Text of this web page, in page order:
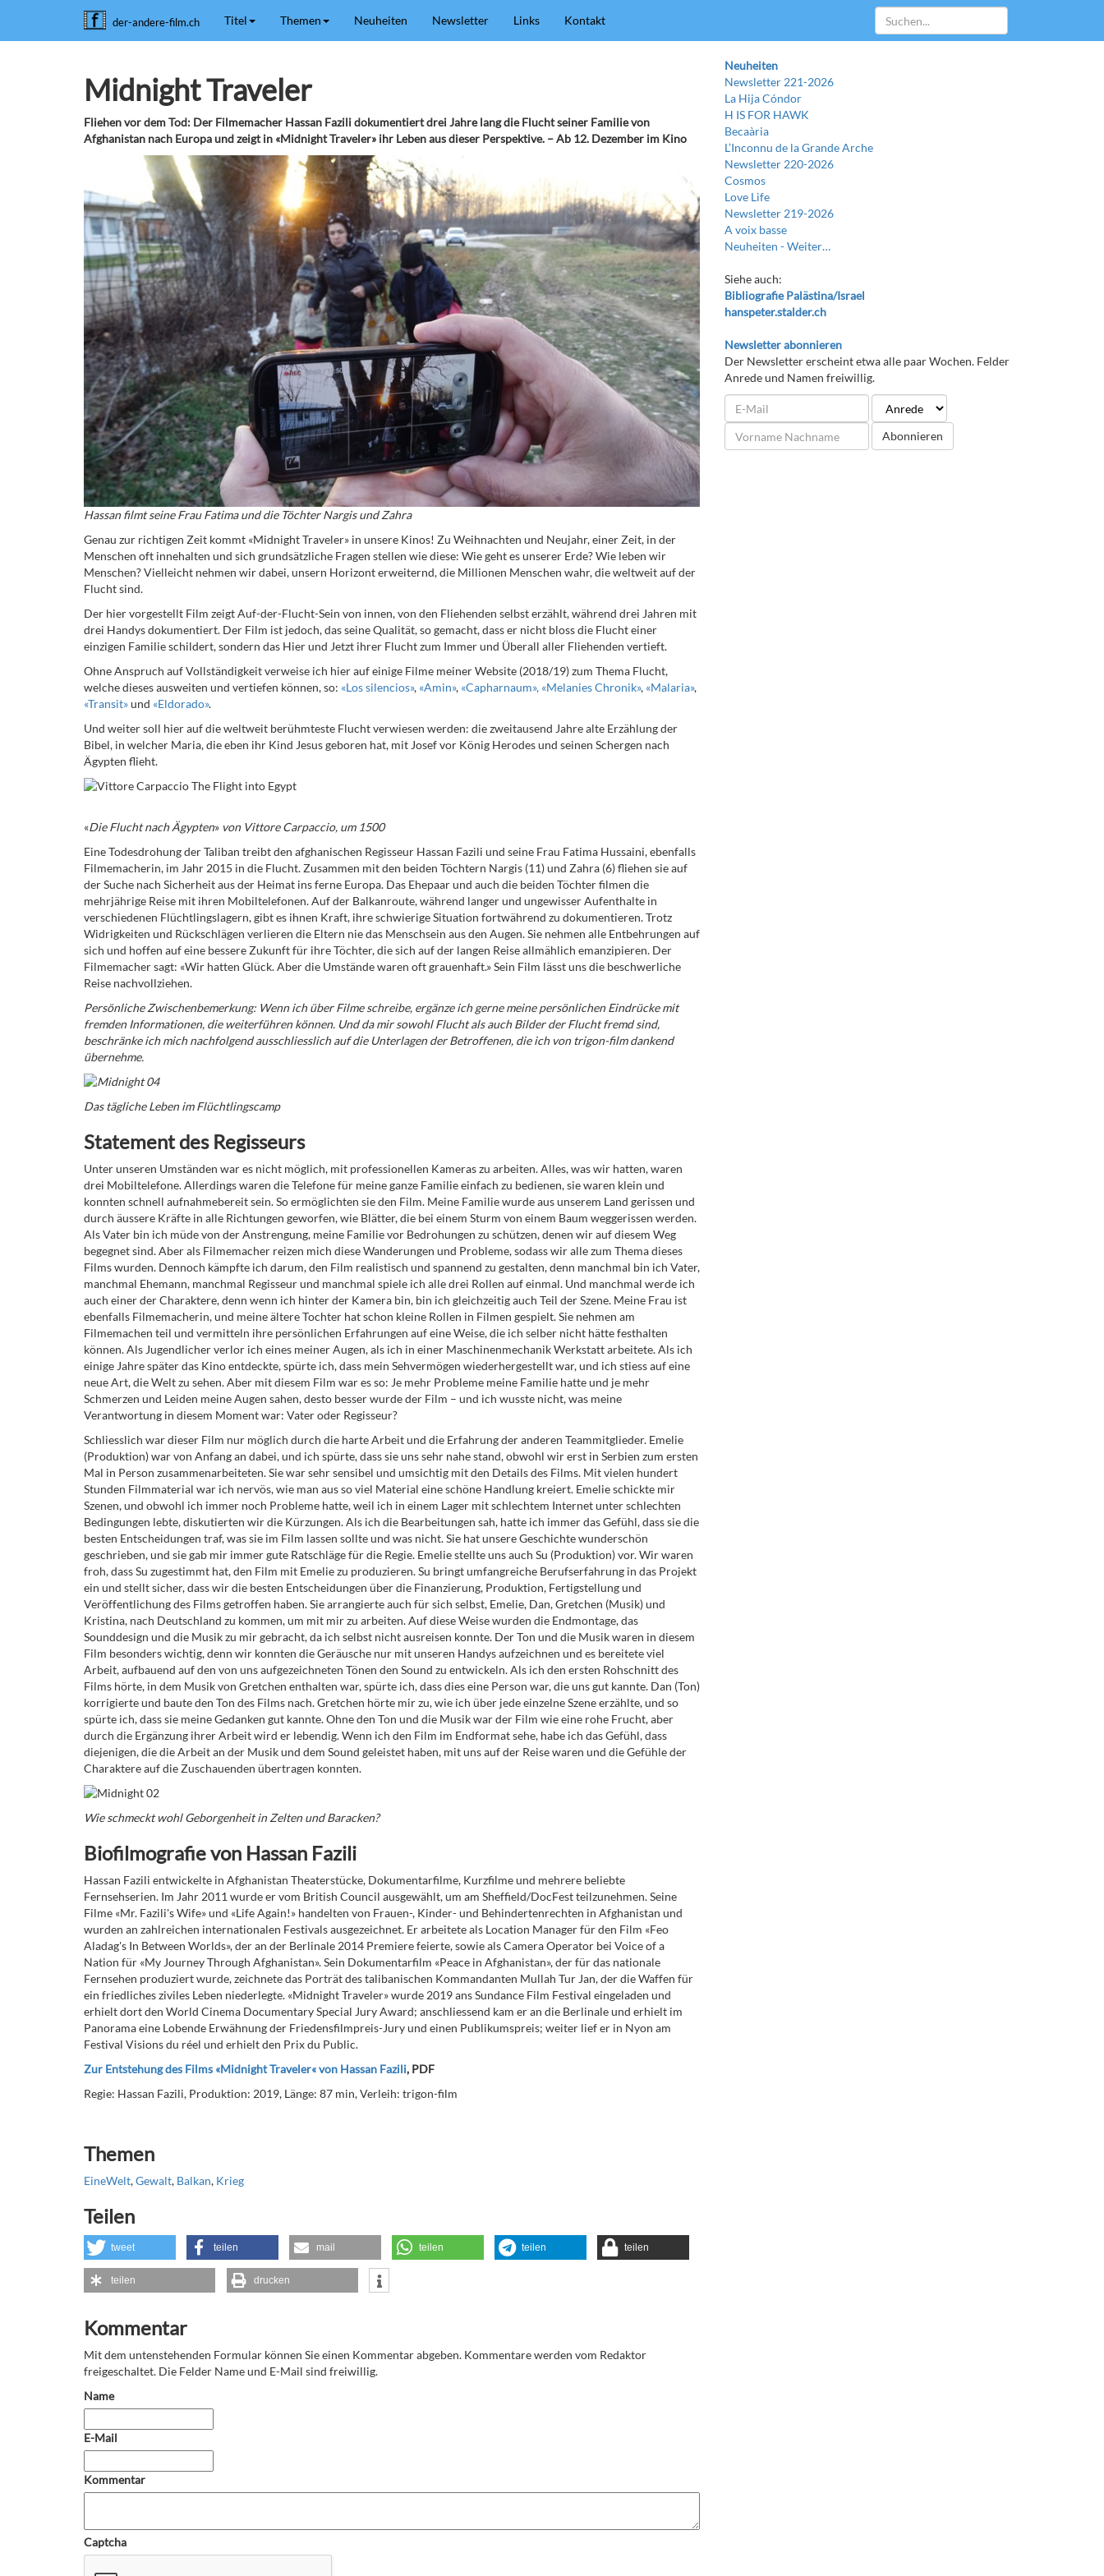
der-andere-film.ch Titel Themen Neuheiten Newsletter Links Kontakt
Midnight Traveler
Fliehen vor dem Tod: Der Filmemacher Hassan Fazili dokumentiert drei Jahre lang die Flucht seiner Familie von
Afghanistan nach Europa und zeigt in «Midnight Traveler» ihr Leben aus dieser Perspektive. – Ab 12. Dezember im Kino
Hassan filmt seine Frau Fatima und die Töchter Nargis und Zahra
Genau zur richtigen Zeit kommt «Midnight Traveler» in unsere Kinos! Zu Weihnachten und Neujahr, einer Zeit, in der
Menschen oft innehalten und sich grundsätzliche Fragen stellen wie diese: Wie geht es unserer Erde? Wie leben wir
Menschen? Vielleicht nehmen wir dabei, unsern Horizont erweiternd, die Millionen Menschen wahr, die weltweit auf der
Flucht sind.
Der hier vorgestellt Film zeigt Auf-der-Flucht-Sein von innen, von den Fliehenden selbst erzählt, während drei Jahren mit
drei Handys dokumentiert. Der Film ist jedoch, das seine Qualität, so gemacht, dass er nicht bloss die Flucht einer
einzigen Familie schildert, sondern das Hier und Jetzt ihrer Flucht zum Immer und Überall aller Fliehenden vertieft.
Ohne Anspruch auf Vollständigkeit verweise ich hier auf einige Filme meiner Website (2018/19) zum Thema Flucht,
welche dieses ausweiten und vertiefen können, so: «Los silencios», «Amin», «Capharnaum», «Melanies Chronik», «Malaria»,
«Transit»und «Eldorado».
Und weiter soll hier auf die weltweit berühmteste Flucht verwiesen werden: die zweitausend Jahre alte Erzählung der
Bibel, in welcher Maria, die eben ihr Kind Jesus geboren hat, mit Josef vor König Herodes und seinen Schergen nach
Ägypten flieht.
«Die Flucht nach Ägypten» von Vittore Carpaccio, um 1500
Eine Todesdrohung der Taliban treibt den afghanischen Regisseur Hassan Fazili und seine Frau Fatima Hussaini, ebenfalls
Filmemacherin, im Jahr 2015 in die Flucht. Zusammen mit den beiden Töchtern Nargis (11) und Zahra (6) fliehen sie auf
der Suche nach Sicherheit aus der Heimat ins ferne Europa. Das Ehepaar und auch die beiden Töchter filmen die
mehrjährige Reise mit ihren Mobiltelefonen. Auf der Balkanroute, während langer und ungewisser Aufenthalte in
verschiedenen Flüchtlingslagern, gibt es ihnen Kraft, ihre schwierige Situation fortwährend zu dokumentieren. Trotz
Widrigkeiten und Rückschlägen verlieren die Eltern nie das Menschsein aus den Augen. Sie nehmen alle Entbehrungen auf
sich und hoffen auf eine bessere Zukunft für ihre Töchter, die sich auf der langen Reise allmählich emanzipieren. Der
Filmemacher sagt: «Wir hatten Glück. Aber die Umstände waren oft grauenhaft.» Sein Film lässt uns die beschwerliche
Reise nachvollziehen.
Persönliche Zwischenbemerkung: Wenn ich über Filme schreibe, ergänze ich gerne meine persönlichen Eindrücke mit
fremden Informationen, die weiterführen können. Und da mir sowohl Flucht als auch Bilder der Flucht fremd sind,
beschränke ich mich nachfolgend ausschliesslich auf die Unterlagen der Betroffenen, die ich von trigon-film dankend
übernehme.
Das tägliche Leben im Flüchtlingscamp
Statement des Regisseurs
Unter unseren Umständen war es nicht möglich, mit professionellen Kameras zu arbeiten. Alles, was wir hatten, waren
drei Mobiltelefone. Allerdings waren die Telefone für meine ganze Familie einfach zu bedienen, sie waren klein und
konnten schnell aufnahmebereit sein. So ermöglichten sie den Film. Meine Familie wurde aus unserem Land gerissen und
durch äussere Kräfte in alle Richtungen geworfen, wie Blätter, die bei einem Sturm von einem Baum weggerissen werden.
Als Vater bin ich müde von der Anstrengung, meine Familie vor Bedrohungen zu schützen, denen wir auf diesem Weg
begegnet sind. Aber als Filmemacher reizen mich diese Wanderungen und Probleme, sodass wir alle zum Thema dieses
Films wurden. Dennoch kämpfte ich darum, den Film realistisch und spannend zu gestalten, denn manchmal bin ich Vater,
manchmal Ehemann, manchmal Regisseur und manchmal spiele ich alle drei Rollen auf einmal. Und manchmal werde ich
auch einer der Charaktere, denn wenn ich hinter der Kamera bin, bin ich gleichzeitig auch Teil der Szene. Meine Frau ist
ebenfalls Filmemacherin, und meine ältere Tochter hat schon kleine Rollen in Filmen gespielt. Sie nehmen am
Filmemachen teil und vermitteln ihre persönlichen Erfahrungen auf eine Weise, die ich selber nicht hätte festhalten
können. Als Jugendlicher verlor ich eines meiner Augen, als ich in einer Maschinenmechanik Werkstatt arbeitete. Als ich
einige Jahre später das Kino entdeckte, spürte ich, dass mein Sehvermögen wiederhergestellt war, und ich stiess auf eine
neue Art, die Welt zu sehen. Aber mit diesem Film war es so: Je mehr Probleme meine Familie hatte und je mehr
Schmerzen und Leiden meine Augen sahen, desto besser wurde der Film – und ich wusste nicht, was meine
Verantwortung in diesem Moment war: Vater oder Regisseur?
Schliesslich war dieser Film nur möglich durch die harte Arbeit und die Erfahrung der anderen Teammitglieder. Emelie
(Produktion) war von Anfang an dabei, und ich spürte, dass sie uns sehr nahe stand, obwohl wir erst in Serbien zum ersten
Mal in Person zusammenarbeiteten. Sie war sehr sensibel und umsichtig mit den Details des Films. Mit vielen hundert
Stunden Filmmaterial war ich nervös, wie man aus so viel Material eine schöne Handlung kreiert. Emelie schickte mir
Szenen, und obwohl ich immer noch Probleme hatte, weil ich in einem Lager mit schlechtem Internet unter schlechten
Bedingungen lebte, diskutierten wir die Kürzungen. Als ich die Bearbeitungen sah, hatte ich immer das Gefühl, dass sie die
besten Entscheidungen traf, was sie im Film lassen sollte und was nicht. Sie hat unsere Geschichte wunderschön
geschrieben, und sie gab mir immer gute Ratschläge für die Regie. Emelie stellte uns auch Su (Produktion) vor. Wir waren
froh, dass Su zugestimmt hat, den Film mit Emelie zu produzieren. Su bringt umfangreiche Berufserfahrung in das Projekt
ein und stellt sicher, dass wir die besten Entscheidungen über die Finanzierung, Produktion, Fertigstellung und
Veröffentlichung des Films getroffen haben. Sie arrangierte auch für sich selbst, Emelie, Dan, Gretchen (Musik) und
Kristina, nach Deutschland zu kommen, um mit mir zu arbeiten. Auf diese Weise wurden die Endmontage, das
Sounddesign und die Musik zu mir gebracht, da ich selbst nicht ausreisen konnte. Der Ton und die Musik waren in diesem
Film besonders wichtig, denn wir konnten die Geräusche nur mit unseren Handys aufzeichnen und es bereitete viel
Arbeit, aufbauend auf den von uns aufgezeichneten Tönen den Sound zu entwickeln. Als ich den ersten Rohschnitt des
Films hörte, in dem Musik von Gretchen enthalten war, spürte ich, dass dies eine Person war, die uns gut kannte. Dan (Ton)
korrigierte und baute den Ton des Films nach. Gretchen hörte mir zu, wie ich über jede einzelne Szene erzählte, und so
spürte ich, dass sie meine Gedanken gut kannte. Ohne den Ton und die Musik war der Film wie eine rohe Frucht, aber
durch die Ergänzung ihrer Arbeit wird er lebendig. Wenn ich den Film im Endformat sehe, habe ich das Gefühl, dass
diejenigen, die die Arbeit an der Musik und dem Sound geleistet haben, mit uns auf der Reise waren und die Gefühle der
Charaktere auf die Zuschauenden übertragen konnten.
Wie schmeckt wohl Geborgenheit in Zelten und Baracken?
Biofilmografie von Hassan Fazili
Hassan Fazili entwickelte in Afghanistan Theaterstücke, Dokumentarfilme, Kurzfilme und mehrere beliebte
Fernsehserien. Im Jahr 2011 wurde er vom British Council ausgewählt, um am Sheffield/DocFest teilzunehmen. Seine
Filme «Mr. Fazili's Wife» und «Life Again!» handelten von Frauen-, Kinder- und Behindertenrechten in Afghanistan und
wurden an zahlreichen internationalen Festivals ausgezeichnet. Er arbeitete als Location Manager für den Film «Feo
Aladag's In Between Worlds», der an der Berlinale 2014 Premiere feierte, sowie als Camera Operator bei Voice of a
Nation für «My Journey Through Afghanistan». Sein Dokumentarfilm «Peace in Afghanistan», der für das nationale
Fernsehen produziert wurde, zeichnete das Porträt des talibanischen Kommandanten Mullah Tur Jan, der die Waffen für
ein friedliches ziviles Leben niederlegte. «Midnight Traveler»wurde 2019 ans Sundance Film Festival eingeladen und
erhielt dort den World Cinema Documentary Special Jury Award; anschliessend kam er an die Berlinale und erhielt im
Panorama eine Lobende Erwähnung der Friedensfilmpreis-Jury und einen Publikumspreis; weiter lief er in Nyon am
Festival Visions du réel und erhielt den Prix du Public.
Zur Entstehung des Films «Midnight Traveler« von Hassan Fazili, PDF
Regie: Hassan Fazili, Produktion: 2019, Länge: 87 min, Verleih: trigon-film
Themen
EineWelt,Gewalt, Balkan, Krieg
Teilen
tweet teilen mail teilen teilen teilen
teilen drucken
Kommentar
Mit dem untenstehenden Formular können Sie einen Kommentar abgeben. Kommentare werden vom Redaktor
freigeschaltet. Die Felder Name und E-Mail sind freiwillig.
Name
E-Mail
Kommentar
Captcha
Neuheiten
Newsletter 221-2026
La Hija Cóndor
H IS FOR HAWK
Becaària
L’Inconnu de la Grande Arche
Newsletter 220-2026
Cosmos
Love Life
Newsletter 219-2026
A voix basse
Neuheiten -Weiter…
Siehe auch:
Bibliografie Palästina/Israel
hanspeter.stalder.ch
Newsletter abonnieren
Der Newsletter erscheint etwa alle paar Wochen. Felder
Anrede und Namen freiwillig.
Abonnieren